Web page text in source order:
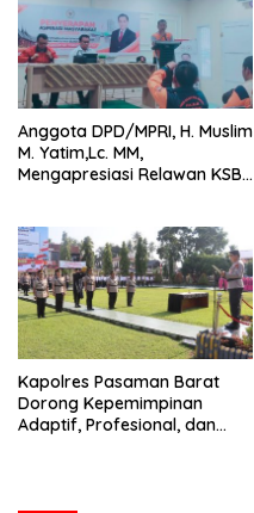
Anggota DPD/MPRI, H. Muslim
M. Yatim,Lc. MM,
Mengapresiasi Relawan KSB
Bencana
Kapolres Pasaman Barat
Dorong Kepemimpinan
Adaptif, Profesional, dan